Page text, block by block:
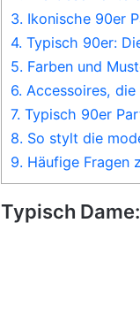
3. Ikonische 90er
4. Typisch 90er:
5. Farben und
6. Accessoires,
7. Typisch 90er
8. So stylt die
9. Häufige Fragen
Typisch